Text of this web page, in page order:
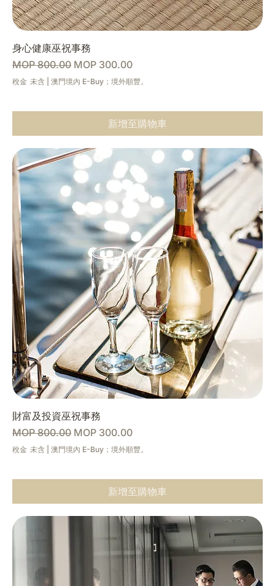
身心健康巫祝事務
一般價格
MOP 800.00 促銷價格
MOP 300.00
稅金 未含 澳門境內 E-Buy；境外順豐。
新增至購物車
財富及投資巫祝事務
一般價格
MOP 800.00 促銷價格
MOP 300.00
稅金 未含 澳門境內 E-Buy；境外順豐。
新增至購物車